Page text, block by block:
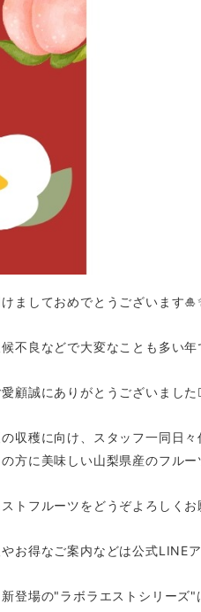
ましておめでとうございます
不良などで大変なことも多い
顧誠にありがとうございました
収穫に向け、スタッフ一同日
方に美味しい山梨県産のフル
トフルーツをどうぞよろしくお
お得なご案内などは公式LINE
登場の"ラボラエストシリーズ